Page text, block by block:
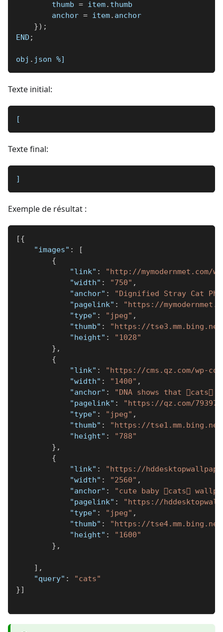
        thumb
= item. thumb
        anchor
= item. anchor
}) ;
END ;
obj . json %]
Texte initial:
[
Texte final:
]
Exemple de résultat :
[{
"images" :
[
{
"link" :
"http://
"width" : "750" ,
"anchor" :
"Dignified Stray Cat
"pagelink" :
"https://
"type" : "jpeg" ,
"thumb" :
"https://tse3.mm.bing.net/
"height" :
"1028"
} ,
{
"link" :
"https://cms.qz.com/wp-
"width" : "1400" ,
"anchor" :
"DNA shows that
"pagelink" :
"https://qz.com/
"type" : "jpeg" ,
"thumb" :
"https://tse1.mm.bing.net/
"height" :
"788"
} ,
{
"link" :
"https://
"width" : "2560" ,
"anchor" :
"cute baby cats
"pagelink" :
"https://
"type" : "jpeg" ,
"thumb" :
"https://tse4.mm.bing.net/
"height" :
"1600"
} ,
] ,
"query" :
"cats"
}]